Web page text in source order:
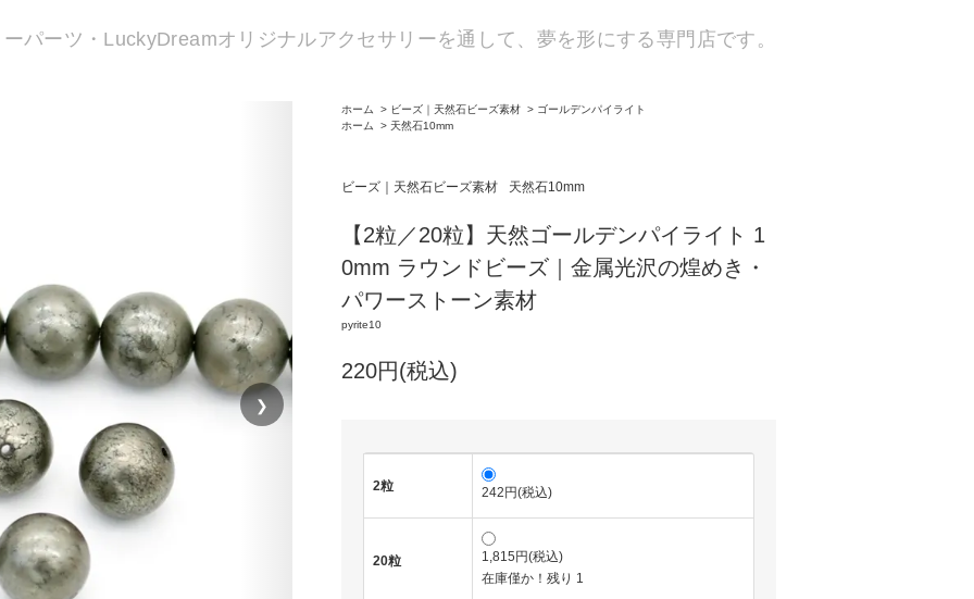
パーツ・LuckyDreamオリジナルアクセサリーを通して、夢を形にする専門店です。
❯
ホーム > ビーズ｜天然石ビーズ素材 > ゴールデンパイライト
ホーム
> 天然石10mm
ビーズ｜天然石ビーズ素材 天然石10mm
【2粒／20粒】天然ゴールデンパイライト 1
0mm ラウンドビーズ｜金属光沢の煌めき・
パワーストーン素材
pyrite10
220円(税込)
2粒 242円(税込)
20粒
1,815円(税込)
在庫僅か！残り 1